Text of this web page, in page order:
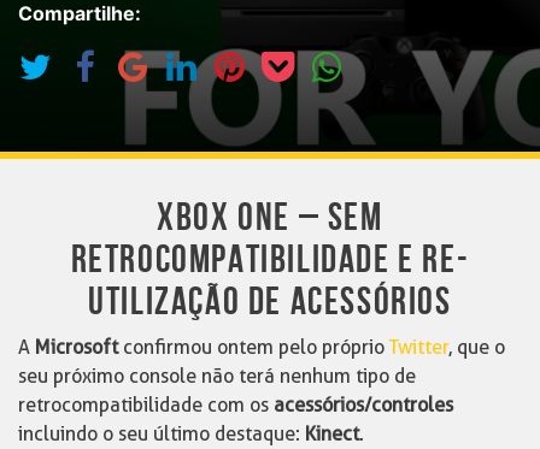
Compartilhe:
XBOX ONE – SEM
RETROCOMPATIBILIDADE E RE-
UTILIZAÇÃO DE ACESSÓRIOS
A Microsoftconfirmou ontem pelo próprio Twitter, que o
seu próximo console não terá nenhum tipo de
retrocompatibilidade com os acessórios/controles
incluindo o seu último destaque: Kinect.